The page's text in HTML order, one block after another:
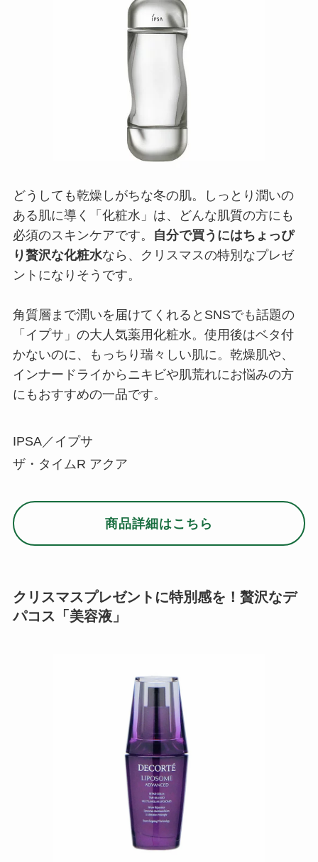
どうしても乾燥しがちな冬の肌。しっとり潤いの
ある肌に導く「化粧水」は、どんな肌質の方にも
必須のスキンケアです。
自分で買うにはちょっぴ
り贅沢な化粧水なら、クリスマスの特別なプレゼ
ントになりそうです。
角質層まで潤いを届けてくれるとSNSでも話題の
「イプサ」の大人気薬用化粧水。使用後はベタ付
かないのに、もっちり瑞々しい肌に。乾燥肌や、
インナードライからニキビや肌荒れにお悩みの方
にもおすすめの一品です。
IPSA／イプサ
ザ・タイムR アクア
商品詳細はこちら
クリスマスプレゼントに特別感を！贅沢なデ
パコス「美容液」